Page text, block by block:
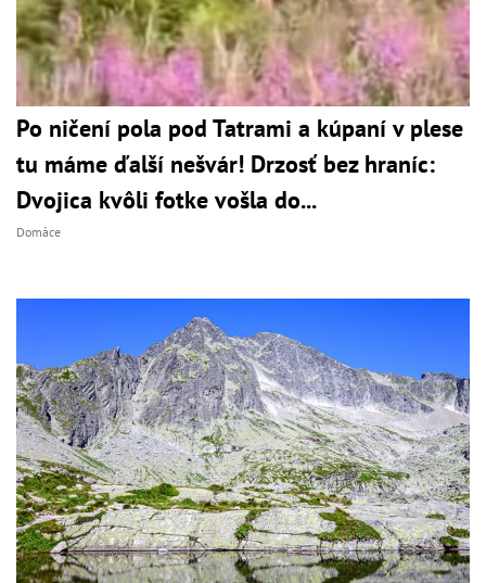
Po ničení pola pod Tatrami a kúpaní v plese
tu máme ďalší nešvár! Drzosť bez hraníc:
Dvojica kvôli fotke vošla do...
Domáce